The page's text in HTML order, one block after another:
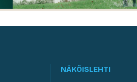
NÄKÖISLEHTI